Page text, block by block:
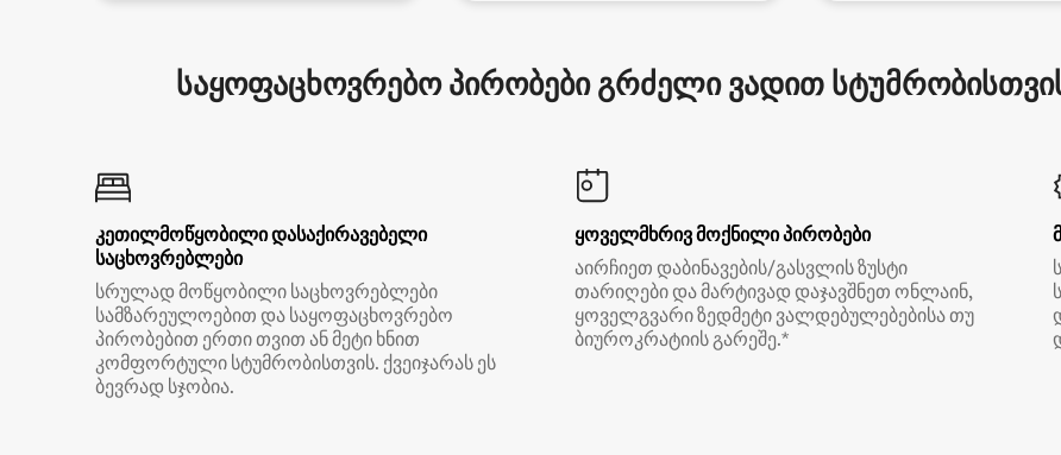
საყოფაცხოვრებო პირობები გრძელი ვადით
კეთილმოწყობილი დასაქირავებელი
საცხოვრებლები
სრულად მოწყობილი საცხოვრებლები
სამზარეულოებით და საყოფაცხოვრებო
პირობებით ერთი თვით ან მეტი ხნით
კომფორტული სტუმრობისთვის. ქვეიჯარას ეს
ბევრად სჯობია.
ყოველმხრივ მოქნილი პირობები
აირჩიეთ დაბინავების/გასვლის ზუსტი
თარიღები და მარტივად დაჯავშნეთ ონლაინ,
ყოველგვარი ზედმეტი ვალდებულებებისა თუ
ბიუროკრატიის გარეშე.*